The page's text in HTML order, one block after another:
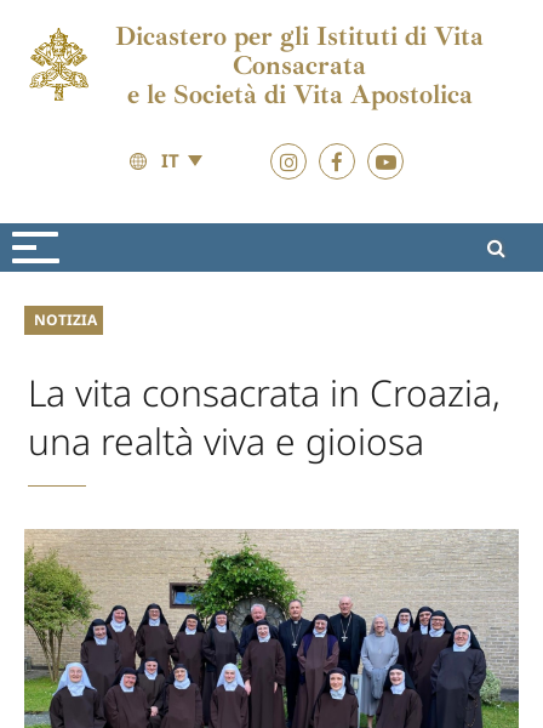
Dicastero per gli Istituti di Vita
Consacrata
e le Società di Vita Apostolica
IT
Attualità
NOTIZIA
La vita consacrata in Croazia,
una realtà viva e gioiosa